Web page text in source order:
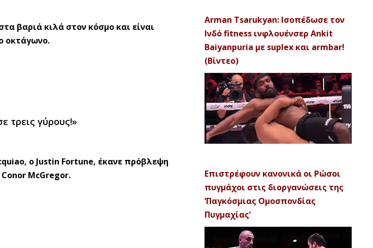
βαριά κιλά στον κόσμο και είναι
οκτάγωνο.
τρεις γύρους!»
ο Justin Fortune, έκανε πρόβλεψη
McGregor.
Arman Tsarukyan: Ισοπέδωσε τον
Ινδό fitness ινφλουένσερ Ankit
Baiyanpuria με suplex και armbar!
(Βίντεο)
Επιστρέφουν κανονικά οι Ρώσοι
πυγμάχοι στις διοργανώσεις της
‘Παγκόσμιας Ομοσπονδίας
Πυγμαχίας’